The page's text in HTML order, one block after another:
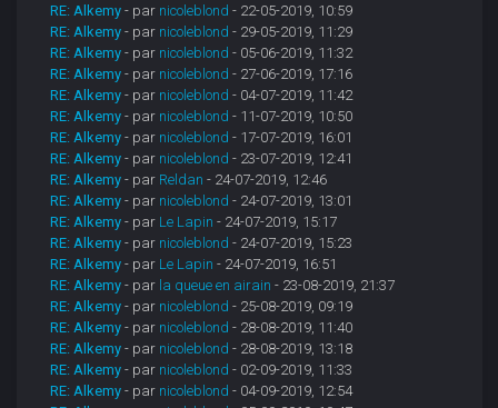
RE: Alkemy - par nicoleblond - 22-05-2019, 10:59
RE: Alkemy - par nicoleblond - 29-05-2019, 11:29
RE: Alkemy - par nicoleblond - 05-06-2019, 11:32
RE: Alkemy - par nicoleblond - 27-06-2019, 17:16
RE: Alkemy - par nicoleblond - 04-07-2019, 11:42
RE: Alkemy - par nicoleblond - 11-07-2019, 10:50
RE: Alkemy - par nicoleblond - 17-07-2019, 16:01
RE: Alkemy - par nicoleblond - 23-07-2019, 12:41
RE: Alkemy - par Reldan - 24-07-2019, 12:46
RE: Alkemy - par nicoleblond - 24-07-2019, 13:01
RE: Alkemy - par Le Lapin - 24-07-2019, 15:17
RE: Alkemy - par nicoleblond - 24-07-2019, 15:23
RE: Alkemy - par Le Lapin - 24-07-2019, 16:51
RE: Alkemy - par la queue en airain - 23-08-2019, 21:37
RE: Alkemy - par nicoleblond - 25-08-2019, 09:19
RE: Alkemy - par nicoleblond - 28-08-2019, 11:40
RE: Alkemy - par nicoleblond - 28-08-2019, 13:18
RE: Alkemy - par nicoleblond - 02-09-2019, 11:33
RE: Alkemy - par nicoleblond - 04-09-2019, 12:54